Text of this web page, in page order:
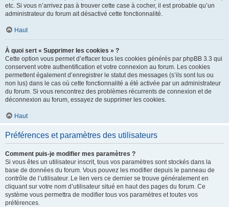
etc. Si vous n’arrivez pas à trouver cette case à cocher, il est probable qu’un
administrateur du forum ait désactivé cette fonctionnalité.
Haut
À quoi sert « Supprimer les cookies » ?
Cette option vous permet d’effacer tous les cookies générés par phpBB 3.3 qui
conservent votre authentification et votre connexion au forum. Les cookies
permettent également d’enregistrer le statut des messages (s’ils sont lus ou
non lus) dans le cas où cette fonctionnalité a été activée par un administrateur
du forum. Si vous rencontrez des problèmes récurrents de connexion et de
déconnexion au forum, essayez de supprimer les cookies.
Haut
Préférences et paramètres des utilisateurs
Comment puis-je modifier mes paramètres ?
Si vous êtes un utilisateur inscrit, tous vos paramètres sont stockés dans la
base de données du forum. Vous pouvez les modifier depuis le panneau de
contrôle de l’utilisateur. Le lien vers ce dernier se trouve généralement en
cliquant sur votre nom d’utilisateur situé en haut des pages du forum. Ce
système vous permettra de modifier tous vos paramètres et toutes vos
préférences.